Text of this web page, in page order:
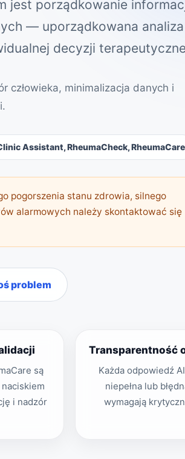
jest porządkowanie
— uporządkowana analiza
decyzji
człowieka, minimalizacja danych i
Assistant, RheumaCheck, RheumaCare
pogorszenia stanu zdrowia, silnego
alarmowych należy skontaktować się
problem
są
i nadzór
Transparentność
Każda odpowiedź
niepełna lub
wymagają